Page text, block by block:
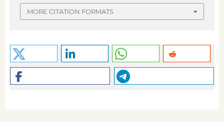
MORE CITATION FORMATS